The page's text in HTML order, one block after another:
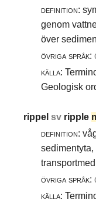
definition:
genom
över
övriga språk:
källa:
Geologisk
rippelsv ripple
definition:
övriga språk:
källa: